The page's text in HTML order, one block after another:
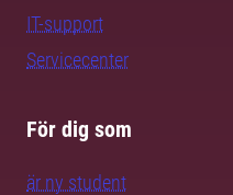
IT-support
Servicecenter
För dig som
är ny student